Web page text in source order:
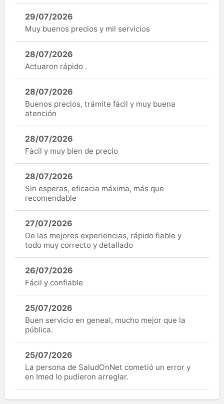
29/07/2026
Muy buenos precios y mil servicios
28/07/2026
Actuaron rápido .
28/07/2026
Buenos precios, trámite fácil y muy buena
atención
28/07/2026
Fàcil y muy bien de precio
28/07/2026
Sin esperas, eficacia máxima, más que
recomendable
27/07/2026
De las mejores experiencias, rápido fiable y
todo muy correcto y detallado
26/07/2026
Fácil y confiable
25/07/2026
Buen servicio en geneal, mucho mejor que la
pública.
25/07/2026
La persona de SaludOnNet cometió un error y
en Imed lo pudieron arreglar.